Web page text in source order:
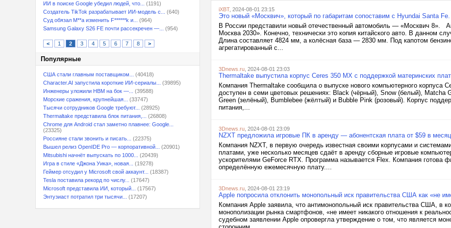
ИИ в поиске Google убедил людей, что...
(1191)
Создатель TikTok разрабатывает ИИ-модель с...
(640)
Суд обязал M**a изменить F******k и...
(964)
Samsung Galaxy S26 FE почти рассекречен —...
(954)
< 1 2 3 4 5 6 7 8 >
Популярные
США стали главным поставщиком...
(40418)
Character.AI запустила короткие ИИ-сериалы...
(39895)
Инженеры уложили HBM на бок —...
(39588)
Морские сражения, крупнейшая...
(33747)
Тысячи сотрудников Google требуют...
(28925)
Thermaltake представила блок питания,...
(26808)
Chrome для Android стал заметно плавнее: Google...
(23325)
Россияне стали звонить и писать...
(22375)
Вышел релиз OpenIDE Pro — корпоративной...
(20901)
Mitsubishi начнёт выпускать по 1000...
(20439)
Игра в стиле «Джона Уика», новая...
(19278)
Геймер отсудил у Microsoft свой аккаунт...
(18387)
Tesla поставила рекорд по числу...
(17647)
Microsoft представила ИИ, который...
(17567)
Энтузиаст потратил три тысячи...
(17207)
iXBT, 2024-08-01 23:15
Это новый «Москвич», который по габаритам сопоставим с Hyundai Santa
В России представили новый отечественный автомобиль — «Москвич 8».
Москва 2030». Конечно, технически это копия китайского авто. В данном
Длина составляет 4824 мм, а колёсная база — 2830 мм. Под капотом
агрегатированный с...
3Dnews.ru , 2024-08-01 23:03
Thermaltake выпустила корпус Ceres 350 MX с поддержкой материнских
Компания Thermaltake сообщила о выпуске нового компьютерного корпуса
доступен в семи цветовых решениях: Black (чёрный), Snow (белый), Matcha
Green (зелёный), Bumblebee (жёлтый) и Bubble Pink (розовый). Корпус
питания,...
3Dnews.ru , 2024-08-01 23:09
NZXT предложила игровые ПК в аренду — абонентская плата от $59 в месяц
Компания NZXT, в первую очередь известная своими корпусами и
платами, уже несколько месяцев сдаёт в аренду сборные игровые
ускорителями GeForce RTX. Программа называется Flex. Компания готова
определённую ежемесячную плату....
3Dnews.ru , 2024-08-01 23:19
Apple попросила отклонить монопольный иск правительства США как «не
Компания Apple заявила, что антимонопольный иск правительства США, в
монополизации рынка смартфонов, «не имеет никакого отношения к
судебном заявлении Apple опровергла утверждение о том, что является